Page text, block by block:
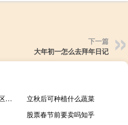
下一篇
大年初一怎么去拜年日记
石家庄有哪些网红楼盘小区？介绍5个最知名地产项目
立秋后可种植什么蔬菜
股票春节前要卖吗知乎